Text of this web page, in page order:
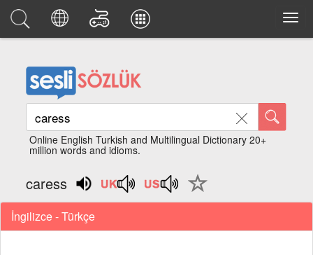
Online English Turkish and Multilingual Dictionary 20+
million words and idioms.
caress
İngilizce - Türkçe